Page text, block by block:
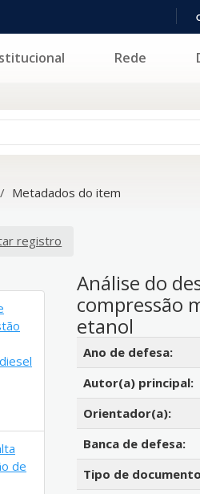
Rede
Metadados do item
registro
Análise do
compressão
etanol
Detalhes bibliográficos
Ano de defesa:
Autor(a) principal:
Orientador(a):
Banca de defesa:
Tipo de
de